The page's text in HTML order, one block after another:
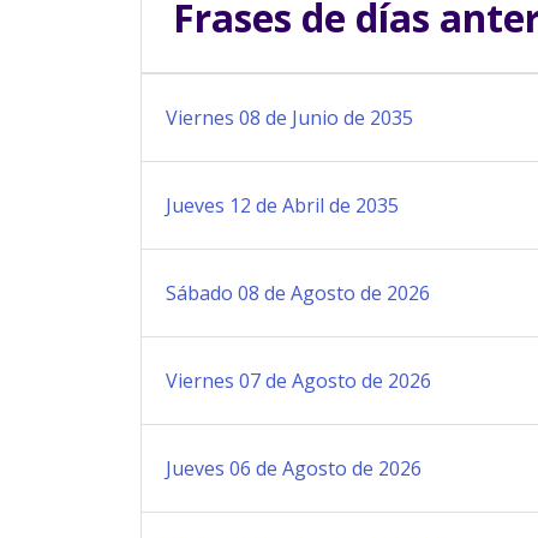
Frases de días
Viernes 08 de Junio de 2035
Jueves 12 de Abril de 2035
Sábado 08 de Agosto de 2026
Viernes 07 de Agosto de 2026
Jueves 06 de Agosto de 2026